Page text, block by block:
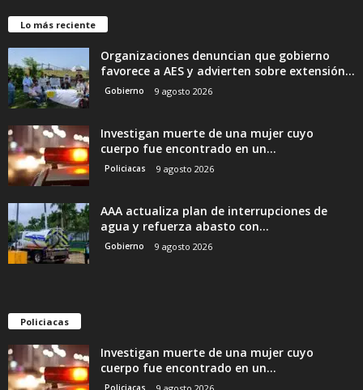
Lo más reciente
Organizaciones denuncian que gobierno
favorece a AES y advierten sobre extensión...
Gobierno 9 agosto 2026
Investigan muerte de una mujer cuyo
cuerpo fue encontrado en un...
Policiacas 9 agosto 2026
AAA actualiza plan de interrupciones de
agua y refuerza abasto con...
Gobierno 9 agosto 2026
Policiacas
Investigan muerte de una mujer cuyo
cuerpo fue encontrado en un...
Policiacas